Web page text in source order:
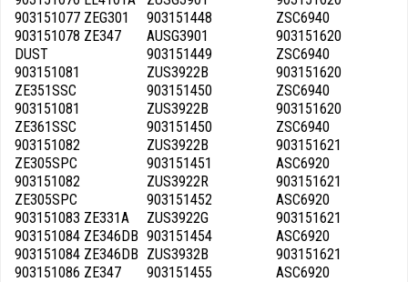
903151077 ZEG301
903151078 ZE347
DUST
903151081
ZE351SSC
903151081
ZE361SSC
903151082
ZE305SPC
903151082
ZE305SPC
903151083 ZE331A
903151084 ZE346DB
903151084 ZE346DB
903151086 ZE347
903151448
AUSG3901
903151449
ZUS3922B
903151450
ZUS3922B
903151450
ZUS3922B
903151451
ZUS3922R
903151452
ZUS3922G
903151454
ZUS3932B
903151455
ZSC6940
903151620
ZSC6940
903151620
ZSC6940
903151620
ZSC6940
903151621
ASC6920
903151621
ASC6920
903151621
ASC6920
903151621
ASC6920